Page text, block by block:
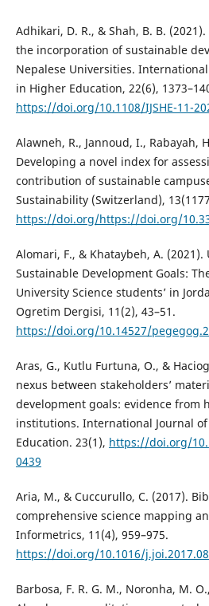
Adhikari, D. R., & Shah, B. B.
the incorporation of sustainable
Nepalese Universities.
in Higher Education, 22(6),
https://doi.org/10.1108/IJSHE-11-
Alawneh, R., Jannoud, I., Rabayah,
Developing a novel index for
contribution of sustainable
Sustainability (Switzerland),
https://doi.org/https://doi.org/
Alomari, F., & Khataybeh, A.
Sustainable Development Goals:
University Science students’ in
Ogretim Dergisi, 11(2), 43–51.
https://doi.org/10.14527/
Aras, G., Kutlu Furtuna, O., &
nexus between stakeholders’
development goals: evidence from
institutions. International Journal
Education. 23(1), https://doi.org/
0439
Aria, M., & Cuccurullo, C. (2017).
comprehensive science mapping
Informetrics, 11(4), 959–975.
https://doi.org/10.1016/
Barbosa, F. R. G. M., Noronha, M.